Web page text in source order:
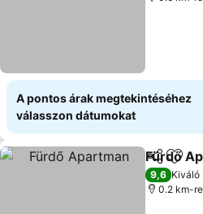
A pontos árak megtekintéséhez
válasszon dátumokat
Fürdő
9,6 Kiváló
0.2 km-